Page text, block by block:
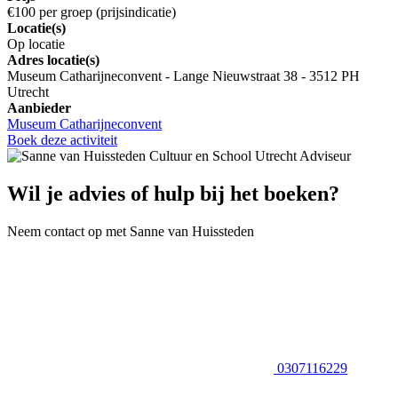
€100 per groep (prijsindicatie)
Locatie(s)
Op locatie
Adres locatie(s)
Museum Catharijneconvent - Lange Nieuwstraat 38 - 3512 PH
Utrecht
Aanbieder
Museum Catharijneconvent
Boek deze activiteit
Wil je advies of hulp bij het boeken?
Neem contact op met Sanne van Huissteden
0307116229